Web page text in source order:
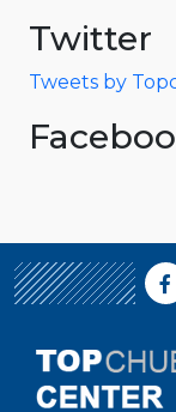
Twitter
Tweets by